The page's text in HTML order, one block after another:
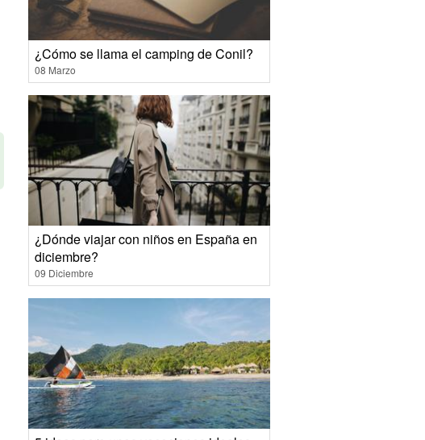
¿Cómo se llama el camping de Conil?
08 Marzo
¿Dónde viajar con niños en España en
diciembre?
09 Diciembre